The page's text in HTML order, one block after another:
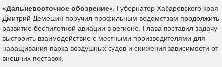
«Дальневосточное обозрение». Губернатор Хабаровского края
Дмитрий Демешин поручил профильным ведомствам продолжить
развитие беспилотной авиации в регионе. Глава поставил задачу
выстроить взаимодействие с местными производителями для
наращивания парка воздушных судов и снижения зависимости от
внешних поставок.